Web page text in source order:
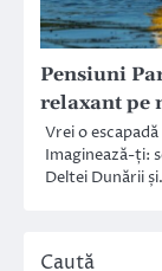
Pensiuni
relaxant pe
Vrei o
Imaginează-ți:
Deltei Dunării
Caută